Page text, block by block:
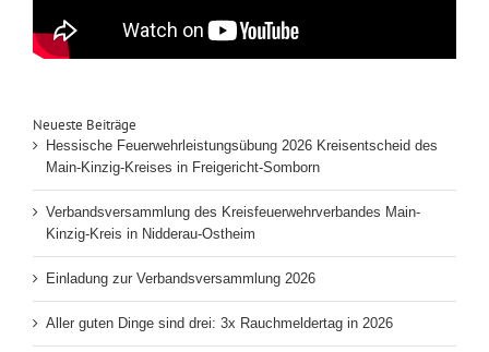
Neueste Beiträge
Hessische Feuerwehrleistungsübung 2026 Kreisentscheid des
Main-Kinzig-Kreises in Freigericht-Somborn
Verbandsversammlung des Kreisfeuerwehrverbandes Main-
Kinzig-Kreis in Nidderau-Ostheim
Einladung zur Verbandsversammlung 2026
Aller guten Dinge sind drei: 3x Rauchmeldertag in 2026